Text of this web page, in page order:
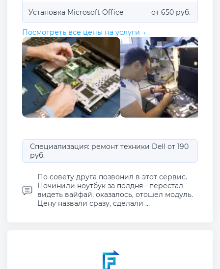
Установка Microsoft Office от 650 руб.
Посмотреть все цены на услуги →
Специализация: ремонт техники Dell от 190
руб.
По совету друга позвонил в этот сервис.
Починили ноутбук за полдня - перестал
видеть вайфай, оказалось, отошел модуль.
Цену назвали сразу, сделали ...